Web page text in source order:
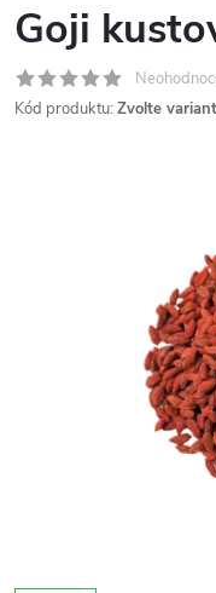
Goji
Kód produktu: Zvolte